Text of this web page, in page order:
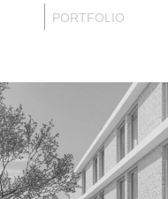
PORTFOLIO